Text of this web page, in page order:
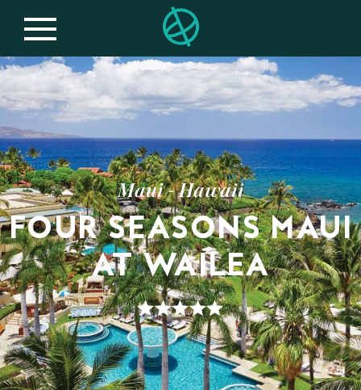
Maui - Hawaii
FOUR SEASONS MAUI
AT WAILEA